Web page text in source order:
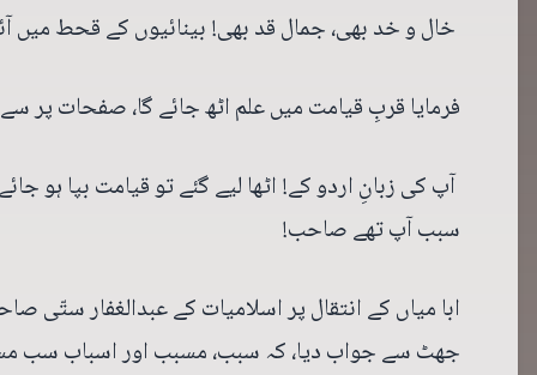
خال و خد بھی، جمال قد بھی! بینائیوں کے قحط میں
فرمایا قربِ قیامت میں علم اٹھ جائے گا، صفحات پر
آپ کی زبانِ اردو کے! اٹھا لیے گئے تو قیامت بپا ہو
سبب آپ تھے صاحب!
ابا میاں کے انتقال پر اسلامیات کے عبدالغفار
جھٹ سے جواب دیا، کہ سبب، مسبب اور اسباب سب